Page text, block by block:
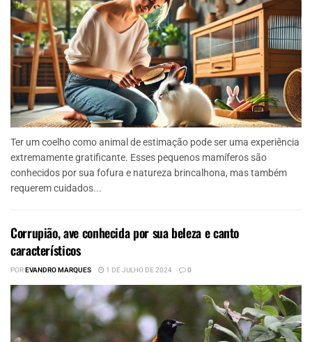
Ter um coelho como animal de estimação pode ser uma experiência
extremamente gratificante. Esses pequenos mamíferos são
conhecidos por sua fofura e natureza brincalhona, mas também
requerem cuidados...
Corrupião, ave conhecida por sua beleza e canto
característicos
POREVANDRO MARQUES 1 DE JULHO DE 2024 0